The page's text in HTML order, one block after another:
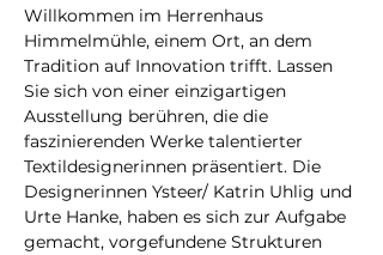
Willkommen im Herrenhaus
Himmelmühle, einem Ort, an dem
Tradition auf Innovation trifft. Lassen
Sie sich von einer einzigartigen
Ausstellung berühren, die die
faszinierenden Werke talentierter
Textildesignerinnen präsentiert. Die
Designerinnen Ysteer/ Katrin Uhlig und
Urte Hanke, haben es sich zur Aufgabe
gemacht, vorgefundene Strukturen